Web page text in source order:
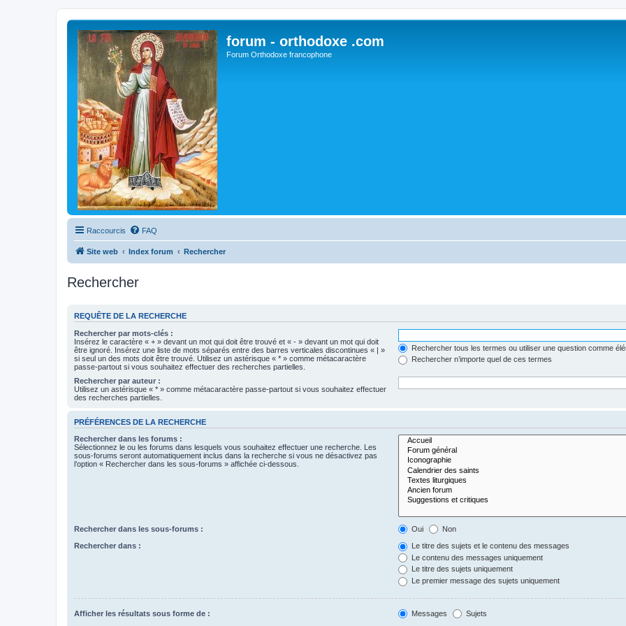
forum - orthodoxe .com
Forum Orthodoxe francophone
Raccourcis FAQ
Site web Index forum Rechercher
Rechercher
REQUÊTE DE LA RECHERCHE
Rechercher par mots-clés :
Insérez le caractère « + » devant un mot qui doit être trouvé et « - » devant un mot qui doit
être ignoré. Insérez une liste de mots séparés entre des barres verticales discontinues « | »
si seul un des mots doit être trouvé. Utilisez un astérisque « * » comme métacaractère
passe-partout si vous souhaitez effectuer des recherches partielles.
Rechercher tous les termes ou utiliser une question comme
Rechercher n’importe quel de ces termes
Rechercher par auteur :
Utilisez un astérisque « * » comme métacaractère passe-partout si vous souhaitez effectuer
des recherches partielles.
PRÉFÉRENCES DE LA RECHERCHE
Rechercher dans les forums :
Sélectionnez le ou les forums dans lesquels vous souhaitez effectuer une recherche. Les
sous-forums seront automatiquement inclus dans la recherche si vous ne désactivez pas
l’option « Rechercher dans les sous-forums » affichée ci-dessous.
Rechercher dans les sous-forums : Oui Non
Rechercher dans :
Le titre des sujets et le contenu des messages
Le contenu des messages uniquement
Le titre des sujets uniquement
Le premier message des sujets uniquement
Afficher les résultats sous forme de : Messages Sujets